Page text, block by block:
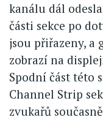
kanálu dál
části sekce po
jsou přiřazeny, a
zobrazí na
Spodní část této
Channel Strip
zvukařů